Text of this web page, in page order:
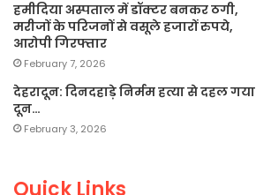
हमीदिया अस्पताल में डॉक्टर बनकर ठगी,
मरीजों के परिजनों से वसूले हजारों रुपये,
आरोपी गिरफ्तार
February 7, 2026
देहरादून: दिनदहाड़े निर्मम हत्या से दहल गया
दून…
February 3, 2026
Quick Links